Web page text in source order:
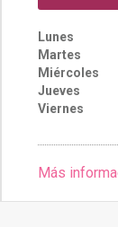
Lunes
Martes
Miércoles
Jueves
Viernes
Más